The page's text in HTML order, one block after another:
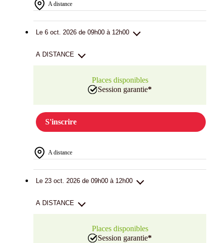
A distance
Le 6 oct. 2026 de 09h00 à 12h00
A DISTANCE
Places disponibles
Session garantie*
S'inscrire
A distance
Le 23 oct. 2026 de 09h00 à 12h00
A DISTANCE
Places disponibles
Session garantie*